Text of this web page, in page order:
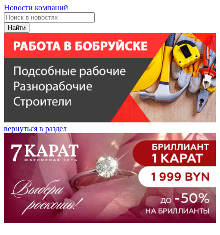
Новости компаний
Найти
вернуться в раздел